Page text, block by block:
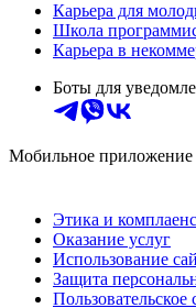
Карьера для
Школа
Карьера в
Боты для
Мобильное приложение
Этика и комплаенс
Оказание услуг
Использование
Защита
Пользовательское